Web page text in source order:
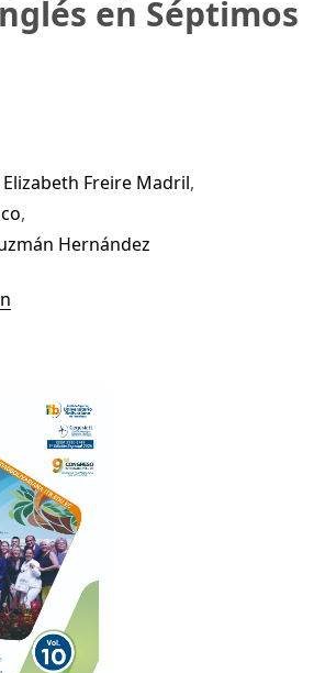
en Séptimos
Freire Madril,
,
Hernández